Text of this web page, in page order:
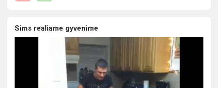
Sims realiame gyvenime